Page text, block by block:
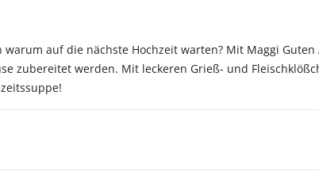
auf die nächste Hochzeit warten? Mit Maggi
zubereitet werden. Mit leckeren Grieß- und